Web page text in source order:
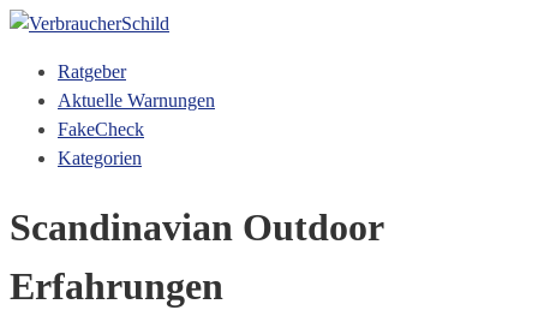
Ratgeber
Aktuelle Warnungen
FakeCheck
Kategorien
Scandinavian Outdoor
Erfahrungen